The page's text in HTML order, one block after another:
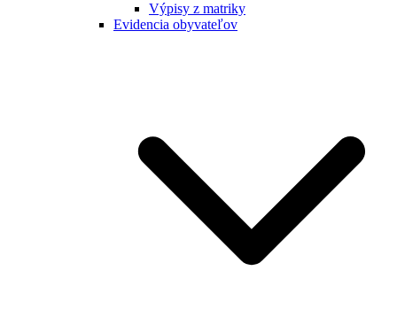
Výpisy z matriky
Evidencia obyvateľov